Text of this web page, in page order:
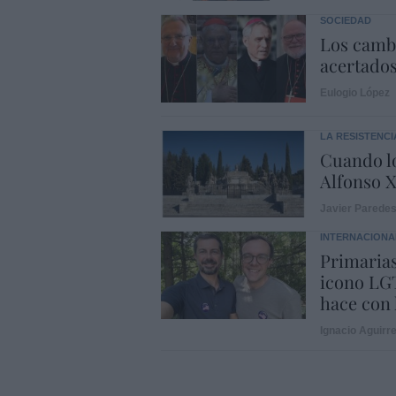
SOCIEDAD
Los
acertados
LA
Cuando
Alfonso
INTERNACIONAL
icono
hace